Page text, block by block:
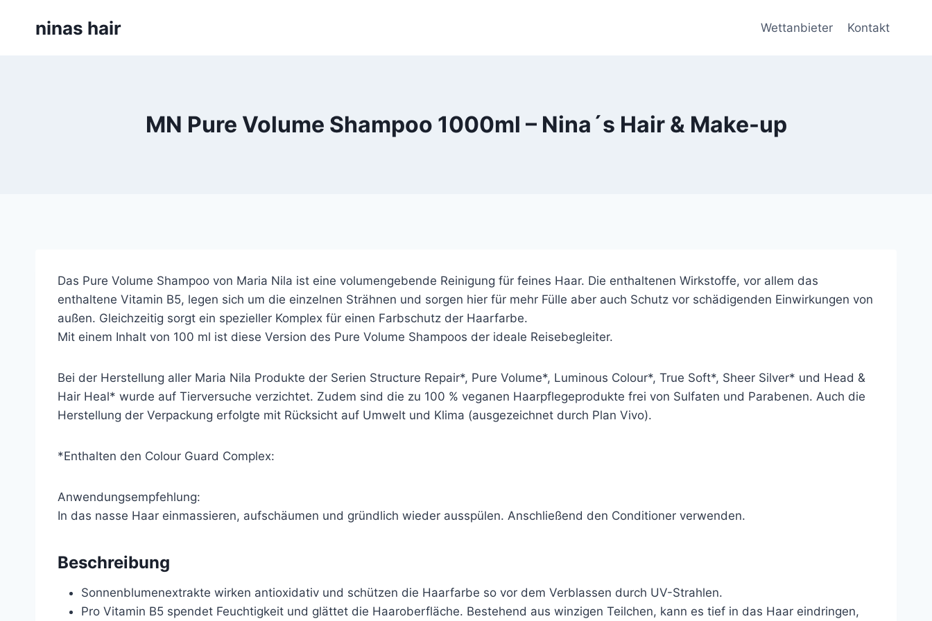
ninas hair Wettanbieter Kontakt
MN Pure Volume Shampoo 1000ml – Nina´s Hair & Make-up
Das Pure Volume Shampoo von Maria Nila ist eine volumengebende Reinigung für feines Haar. Die enthaltenen Wirkstoffe, vor allem das
enthaltene Vitamin B5, legen sich um die einzelnen Strähnen und sorgen hier für mehr Fülle aber auch Schutz vor schädigenden Einwirkungen von
außen. Gleichzeitig sorgt ein spezieller Komplex für einen Farbschutz der Haarfarbe.
Mit einem Inhalt von 100 ml ist diese Version des Pure Volume Shampoos der ideale Reisebegleiter.
Bei der Herstellung aller Maria Nila Produkte der Serien Structure Repair*, Pure Volume*, Luminous Colour*, True Soft*, Sheer Silver* und Head &
Hair Heal* wurde auf Tierversuche verzichtet. Zudem sind die zu 100 % veganen Haarpflegeprodukte frei von Sulfaten und Parabenen. Auch die
Herstellung der Verpackung erfolgte mit Rücksicht auf Umwelt und Klima (ausgezeichnet durch Plan Vivo).
*Enthalten den Colour Guard Complex:
Anwendungsempfehlung:
In das nasse Haar einmassieren, aufschäumen und gründlich wieder ausspülen. Anschließend den Conditioner verwenden.
Beschreibung
Sonnenblumenextrakte wirken antioxidativ und schützen die Haarfarbe so vor dem Verblassen durch UV-Strahlen.
Pro Vitamin B5 spendet Feuchtigkeit und glättet die Haaroberfläche. Bestehend aus winzigen Teilchen, kann es tief in das Haar eindringen,